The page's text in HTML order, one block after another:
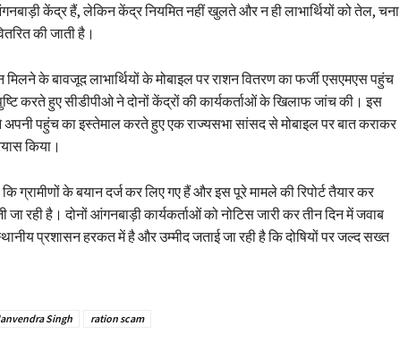
केंद्र हैं, लेकिन केंद्र नियमित नहीं खुलते और न ही लाभार्थियों को तेल, चना
की जाती है।
मिलने के बावजूद लाभार्थियों के मोबाइल पर राशन वितरण का फर्जी एसएमएस पहुंच
करते हुए सीडीपीओ ने दोनों केंद्रों की कार्यकर्ताओं के खिलाफ जांच की। इस
अपनी पहुंच का इस्तेमाल करते हुए एक राज्यसभा सांसद से मोबाइल पर बात कराकर
किया।
ग्रामीणों के बयान दर्ज कर लिए गए हैं और इस पूरे मामले की रिपोर्ट तैयार कर
जा रही है। दोनों आंगनबाड़ी कार्यकर्ताओं को नोटिस जारी कर तीन दिन में जवाब
प्रशासन हरकत में है और उम्मीद जताई जा रही है कि दोषियों पर जल्द सख्त
Singh ration scam